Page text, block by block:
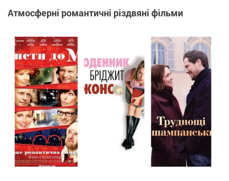
Атмосферні романтичні різдвяні фільми